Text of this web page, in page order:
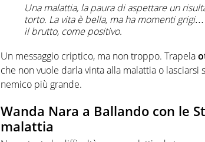
Una malattia, la paura di aspettare un
torto. La vita è bella, ma ha momenti
il brutto, come positivo.
Un messaggio criptico, ma non troppo. Trapela
che non vuole darla vinta alla malattia o
nemico più grande.
Wanda Nara a Ballando con le
malattia